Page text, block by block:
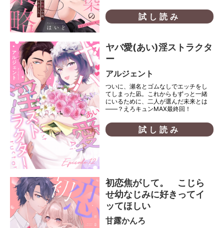
試し読み
ヤバ愛(あい)淫ストラクタ
ー
アルジェント
ついに、瀬名とゴムなしでエッチをし
てしまった凪。これからもずっと一緒
にいるために、二人が選んだ未来とは
――？えろキュンMAX最終回！
試し読み
初恋焦がして。 こじら
せ幼なじみに好きってイ
ッてほしい
甘露かんろ